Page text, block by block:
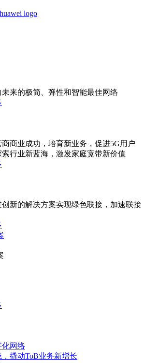
未来的极简、弹性和智能最佳网络
商业成功，培育新业务，促进5G用户
行业新蓝海，激发家庭宽带新价值
创新的解决方案实现绿色联接，加速联接
化网络
撬动ToB业务新增长